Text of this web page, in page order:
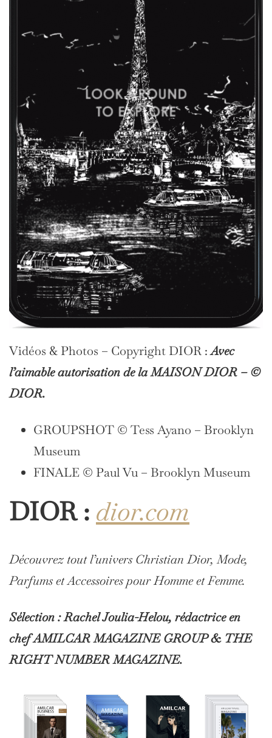
Vidéos & Photos – Copyright DIOR :Avec
l’aimable autorisation de la MAISON DIOR – ©
DIOR.
GROUPSHOT © Tess Ayano – Brooklyn
Museum
FINALE © Paul Vu – Brooklyn Museum
DIOR : dior.com
Découvrez tout l’univers Christian Dior, Mode,
Parfums et Accessoires pour Homme et Femme.
Sélection : Rachel Joulia-Helou, rédactrice en
chef AMILCAR MAGAZINE GROUP & THE
RIGHT NUMBER MAGAZINE.